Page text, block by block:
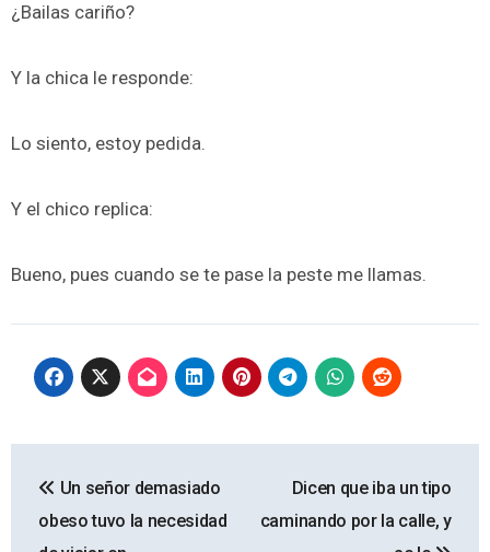
¿Bailas cariño?
Y la chica le responde:
Lo siento, estoy pedida.
Y el chico replica:
Bueno, pues cuando se te pase la peste me llamas.
de
Un señor demasiado
obeso tuvo la necesidad
Dicen que iba un tipo
caminando por la calle, y